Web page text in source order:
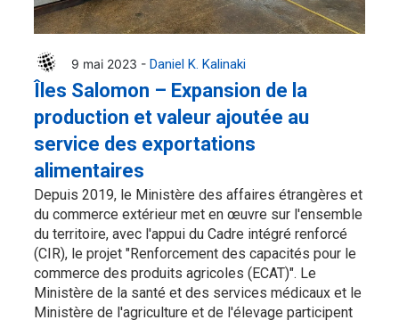
9 mai 2023 - Daniel K. Kalinaki
Îles Salomon – Expansion de la
production et valeur ajoutée au
service des exportations
alimentaires
Depuis 2019, le Ministère des affaires étrangères et
du commerce extérieur met en œuvre sur l'ensemble
du territoire, avec l'appui du Cadre intégré renforcé
(CIR), le projet "Renforcement des capacités pour le
commerce des produits agricoles (ECAT)". Le
Ministère de la santé et des services médicaux et le
Ministère de l'agriculture et de l'élevage participent